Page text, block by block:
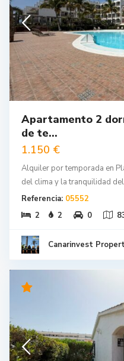
Apartamento 2
de te...
1.150 €
Alquiler por temporada en
del clima y la tranquilidad
Referencia: 05552
2
2 0
Canarinvest